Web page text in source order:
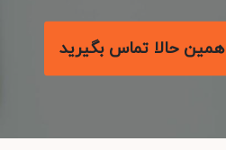
همین حالا تماس بگیرید